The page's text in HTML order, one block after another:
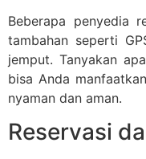
Beberapa penyedia
tambahan seperti
jemput. Tanyakan
bisa Anda
nyaman dan aman.
Reservasi